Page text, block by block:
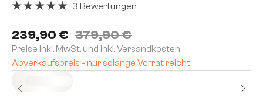
239,90 € 379,90 €
Preise inkl. MwSt. und inkl. Versandkosten
Abverkaufspreis - nur solange Vorrat reicht
3 Bewertungen